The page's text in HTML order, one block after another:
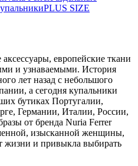
PLUS SIZE
европейские ткани
и узнаваемыми. История
лет назад с небольшого
а сегодня купальники
бутиках Португалии,
Германии, Италии, России,
от бренда Nuria Ferrer
изысканной женщины,
жизни и привыкла выбирать